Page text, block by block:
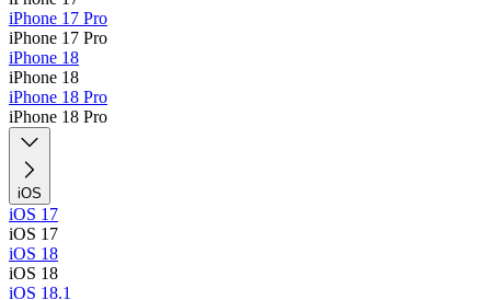
iPhone 17 Pro
iPhone 17 Pro
iPhone 18
iPhone 18
iPhone 18 Pro
iPhone 18 Pro
iOS
iOS 17
iOS 17
iOS 18
iOS 18
iOS 18.1